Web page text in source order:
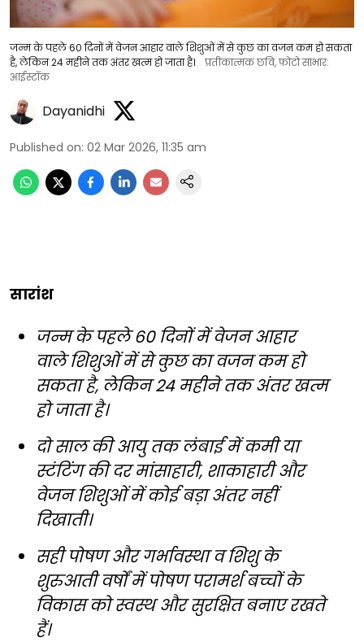
जन्म के पहले 60 दिनों में वेजन आहार वाले शिशुओं में से कुछ का वजन कम हो सकता
है, लेकिन 24 महीने तक अंतर खत्म हो जाता है।
प्रतीकात्मक छवि, फोटो साभार:
आईस्टॉक
Dayanidhi
Published on: 02 Mar 2026, 11:35 am
सारांश
जन्म के पहले 60 दिनों में वेजन आहार
वाले शिशुओं में से कुछ का वजन कम हो
सकता है, लेकिन 24 महीने तक अंतर खत्म
हो जाता है।
दो साल की आयु तक लंबाई में कमी या
स्टंटिंग की दर मांसाहारी, शाकाहारी और
वेजन शिशुओं में कोई बड़ा अंतर नहीं
दिखाती।
सही पोषण और गर्भावस्था व शिशु के
शुरुआती वर्षों में पोषण परामर्श बच्चों के
विकास को स्वस्थ और सुरक्षित बनाए रखते
हैं।